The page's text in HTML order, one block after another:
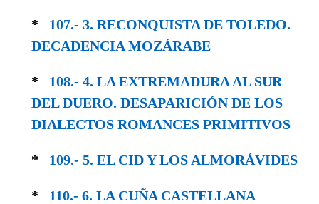
* 107.- 3. RECONQUISTA DE TOLEDO.
DECA­DENCIA MOZÁRABE
* 108.- 4. LA EXTREMADURA AL SUR
DEL DUERO. DESAPARICIÓN DE LOS
DIALECTOS ROMANCES PRIMITIVOS
* 109.- 5. EL CID Y LOS ALMORÁVIDES
* 110.- 6. LA CUÑA CASTELLANA